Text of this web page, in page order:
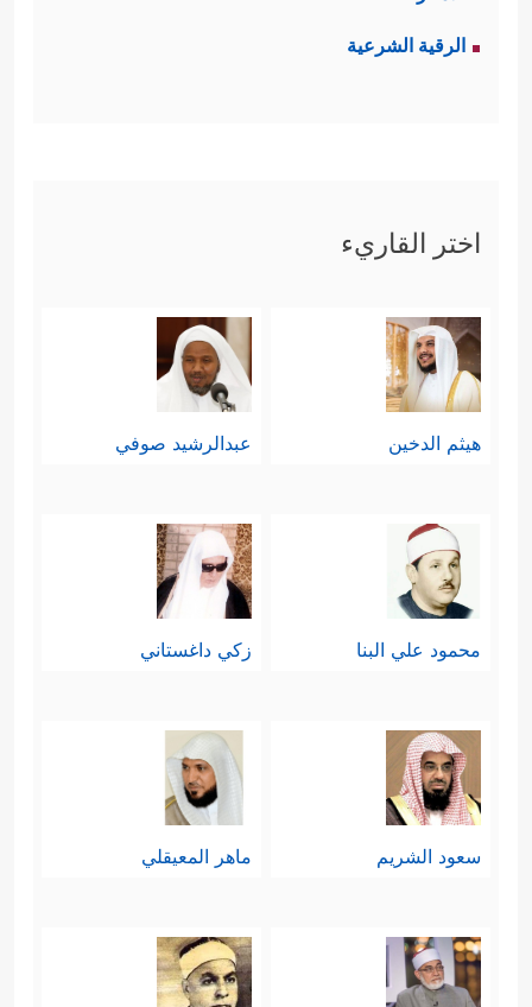
الرقية الشرعية
اختر القاريء
هيثم الدخين عبدالرشيد صوفي
محمود علي البنا زكي داغستاني
سعود الشريم ماهر المعيقلي